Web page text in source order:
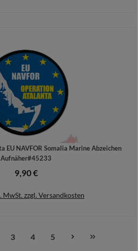
EU NAVFOR Somalia Marine Abzeichen
Aufnäher#45233
Regulärer Preis:
9,90 €
MwSt. zzgl. Versandkosten
Seite
3
Seite
4
Seite
5